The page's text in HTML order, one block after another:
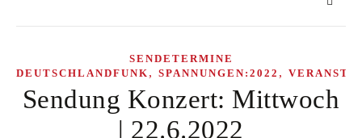
SENDETERMINE
DEUTSCHLANDFUNK , SPANNUNGEN:2022 ,
Sendung Konzert: Mittwoch
| 22.6.2022